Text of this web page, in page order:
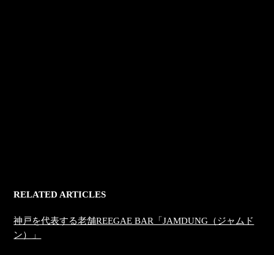
RELATED ARTICLES
神戸を代表する老舗REEGAE BAR「JAMDUNG（ジャムド
ン）」